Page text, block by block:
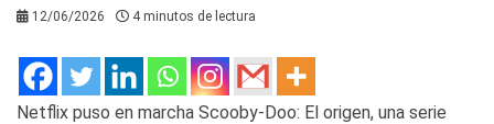
12/06/2026 4 minutos de lectura
Netflix puso en marcha Scooby-Doo: El origen, una serie